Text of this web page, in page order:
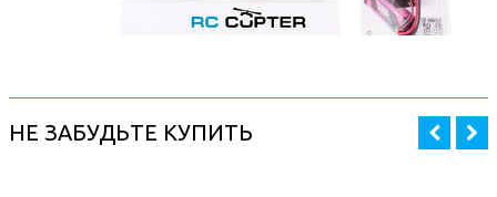
НЕ ЗАБУДЬТЕ КУПИТЬ